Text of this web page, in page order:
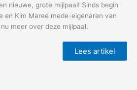
nieuwe, grote mijlpaal! Sinds begin
en Kim Maree mede-eigenaren van
meer over deze mijlpaal.
Lees artikel